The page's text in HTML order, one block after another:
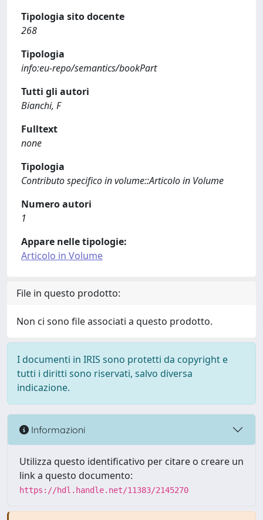
Tipologia sito docente
268
Tipologia
info:eu-repo/semantics/bookPart
Tutti gli autori
Bianchi, F
Fulltext
none
Tipologia
Contributo specifico in volume::Articolo in Volume
Numero autori
1
Appare nelle tipologie:
Articolo in Volume
File in questo prodotto:
Non ci sono file associati a questo prodotto.
I documenti in IRIS sono protetti da copyright e
tutti i diritti sono riservati, salvo diversa
indicazione.
Informazioni
Utilizza questo identificativo per citare o creare un
link a questo documento:
https://hdl.handle.net/11383/2145270